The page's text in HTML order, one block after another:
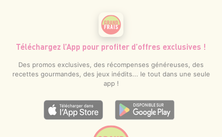
Téléchargez l’App pour profiter d’offres exclusives !
Des promos exclusives, des récompenses généreuses, des
recettes gourmandes, des jeux inédits... le tout dans une seule
app !